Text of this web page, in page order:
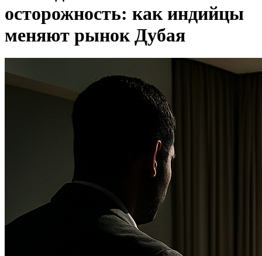
осторожность: как индийцы
меняют рынок Дубая